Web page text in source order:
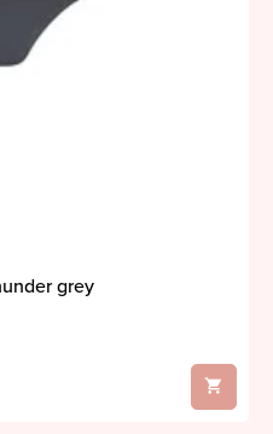
grey